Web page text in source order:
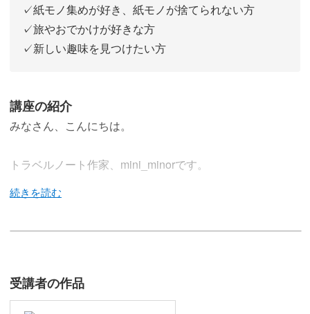
✓紙モノ集めが好き、紙モノが捨てられない方
✓旅やおでかけが好きな方
✓新しい趣味を見つけたい方
講座の紹介
みなさん、こんにちは。
トラベルノート作家、mini_minorです。
今回の講座では、1つ５分からできる「トラベルノート18
受講者の作品